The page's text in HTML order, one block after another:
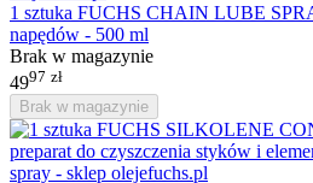
1 sztuka FUCHS CHAIN LUBE
napędów - 500 ml
Brak w magazynie
4997 zł
Brak w magazynie